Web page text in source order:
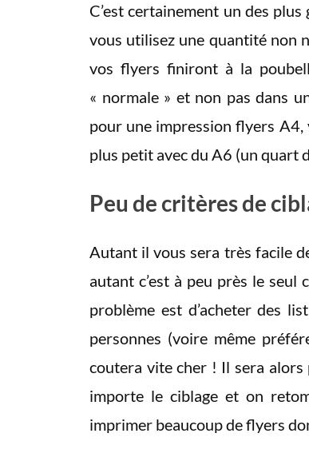
C’est certainement un des
vous utilisez une quantité non
vos flyers finiront à la
« normale » et non pas dans
pour une impression flyers A4,
plus petit avec du A6 (un quart
Peu de critères de
Autant il vous sera très facile
autant c’est à peu près le
problème est d’acheter des
personnes (voire même
coutera vite cher ! Il sera alors
importe le ciblage et on
imprimer beaucoup de flyers